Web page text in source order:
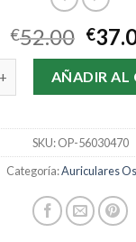
€52.00 €
oseos cantidad
AÑADIR AL
SKU:OP-56030470
Categoría:Auriculares